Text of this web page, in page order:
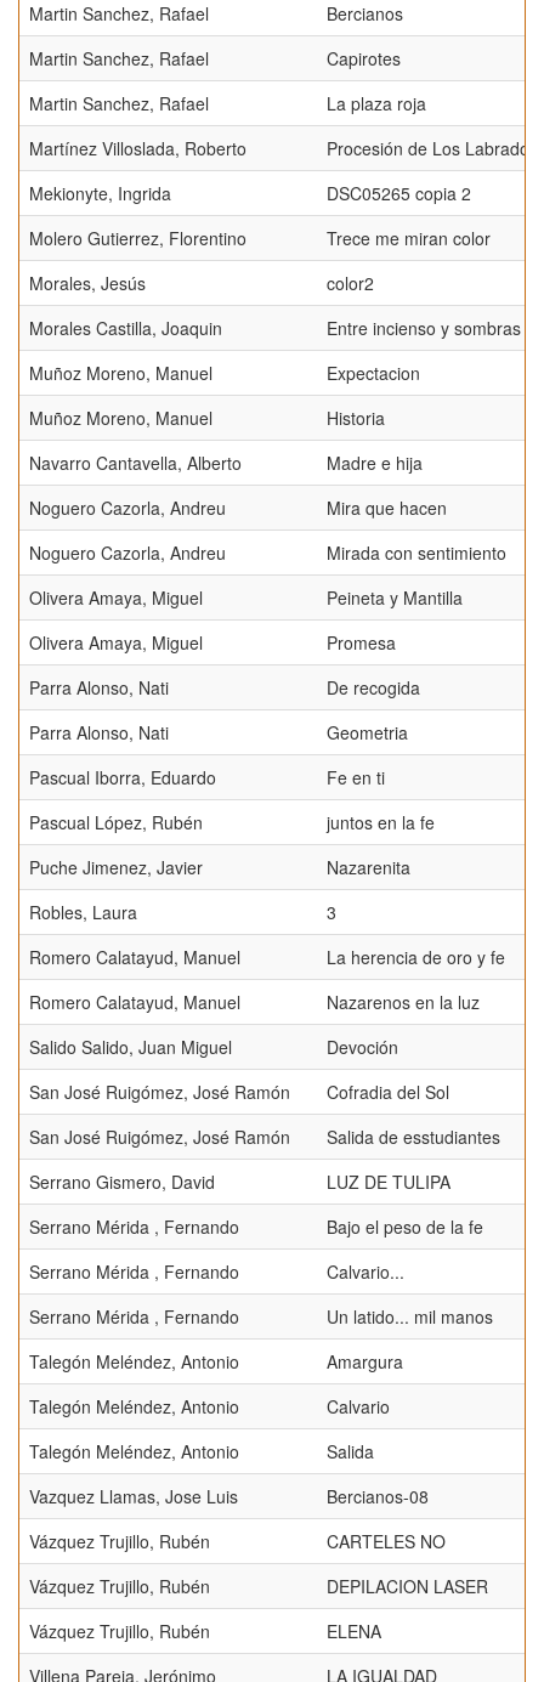
Martin Sanchez, Rafael
Bercianos
Martin Sanchez, Rafael
Capirotes
Martin Sanchez, Rafael
La plaza roja
Martínez Villoslada, Roberto
Procesión de Los
Mekionyte, Ingrida
DSC05265 copia 2
Molero Gutierrez, Florentino
Trece me miran color
Morales, Jesús
color2
Morales Castilla, Joaquin
Entre incienso y sombras
Muñoz Moreno, Manuel
Expectacion
Muñoz Moreno, Manuel
Historia
Navarro Cantavella, Alberto
Madre e hija
Noguero Cazorla, Andreu
Mira que hacen
Noguero Cazorla, Andreu
Mirada con sentimiento
Olivera Amaya, Miguel
Peineta y Mantilla
Olivera Amaya, Miguel
Promesa
Parra Alonso, Nati
De recogida
Parra Alonso, Nati
Geometria
Pascual Iborra, Eduardo
Fe en ti
Pascual López, Rubén
juntos en la fe
Puche Jimenez, Javier
Nazarenita
Robles, Laura
3
Romero Calatayud, Manuel
La herencia de oro y fe
Romero Calatayud, Manuel
Nazarenos en la luz
Salido Salido, Juan Miguel
Devoción
San José Ruigómez, José Ramón
Cofradia del Sol
San José Ruigómez, José Ramón
Salida de esstudiantes
Serrano Gismero, David
LUZ DE TULIPA
Serrano Mérida , Fernando
Bajo el peso de la fe
Serrano Mérida , Fernando
Calvario...
Serrano Mérida , Fernando
Un latido... mil manos
Talegón Meléndez, Antonio
Amargura
Talegón Meléndez, Antonio
Calvario
Talegón Meléndez, Antonio
Salida
Vazquez Llamas, Jose Luis
Bercianos-08
Vázquez Trujillo, Rubén
CARTELES NO
Vázquez Trujillo, Rubén
DEPILACION LASER
Vázquez Trujillo, Rubén
ELENA
Villena Pareja, Jerónimo
LA IGUALDAD